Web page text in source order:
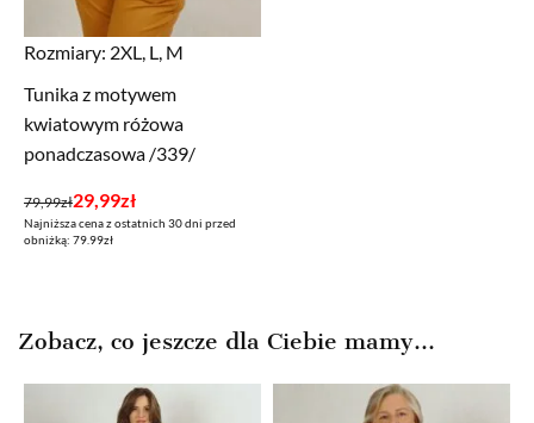
Rozmiary: 2XL, L, M
Tunika z motywem
kwiatowym różowa
ponadczasowa /339/
79,99zł
Pierwotna
cena
29,99zł
Aktualna
cena
Najniższa cena z ostatnich 30 dni przed
obniżką: 79.99zł
Zobacz, co jeszcze dla Ciebie mamy...